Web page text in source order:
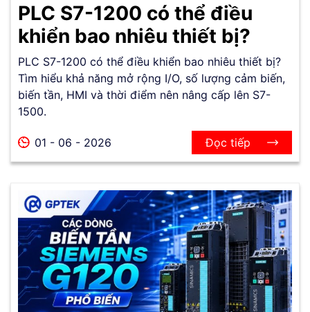
PLC S7-1200 có thể điều
khiển bao nhiêu thiết bị?
PLC S7-1200 có thể điều khiển bao nhiêu thiết bị?
Tìm hiểu khả năng mở rộng I/O, số lượng cảm biến,
biến tần, HMI và thời điểm nên nâng cấp lên S7-
1500.
01 - 06 - 2026 Đọc tiếp